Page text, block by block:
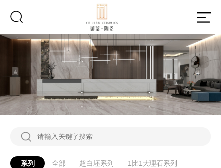
系列 全部 超白坯系列
1比1大理石系列